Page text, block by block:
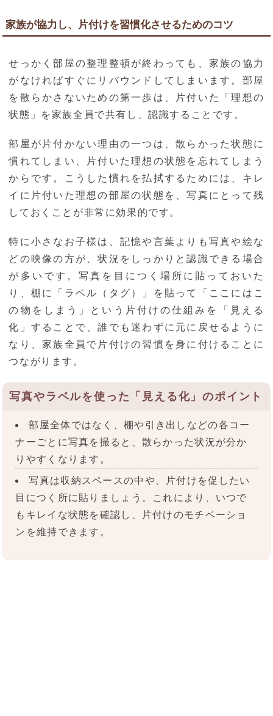
家族が協力し、片付けを習慣化させるためのコツ
せっかく部屋の整理整頓が終わっても、家族の協力
がなければすぐにリバウンドしてしまいます。部屋
を散らかさないための第一歩は、片付いた「理想の
状態」を家族全員で共有し、認識することです。
部屋が片付かない理由の一つは、散らかった状態に
慣れてしまい、片付いた理想の状態を忘れてしまう
からです。こうした慣れを払拭するためには、キレ
イに片付いた理想の部屋の状態を、写真にとって残
しておくことが非常に効果的です。
特に小さなお子様は、記憶や言葉よりも写真や絵な
どの映像の方が、状況をしっかりと認識できる場合
が多いです。写真を目につく場所に貼っておいた
り、棚に「ラベル（タグ）」を貼って「ここにはこ
の物をしまう」という片付けの仕組みを「見える
化」することで、誰でも迷わずに元に戻せるように
なり、家族全員で片付けの習慣を身に付けることに
つながります。
写真やラベルを使った「見える化」のポイント
部屋全体ではなく、棚や引き出しなどの各コー
ナーごとに写真を撮ると、散らかった状況が分か
りやすくなります。
写真は収納スペースの中や、片付けを促したい
目につく所に貼りましょう。これにより、いつで
もキレイな状態を確認し、片付けのモチベーショ
ンを維持できます。